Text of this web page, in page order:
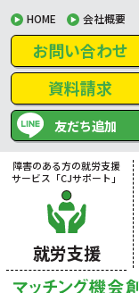
HOME 会社概要
お問い合わせ
資料請求
友だち追加
障害のある方の就労支援
サービス「CJサポート」
就労支援